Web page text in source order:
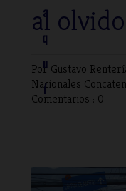
a
q
u
í
al olvido
Por Gustavo
Nacionales
Comentarios : 0